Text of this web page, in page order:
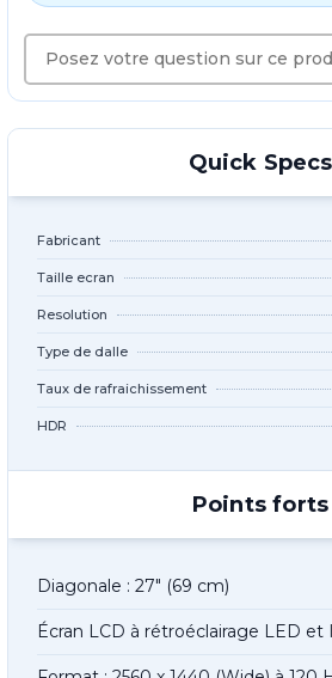
Quick Specs
Fabricant
Taille ecran
Resolution
Type de dalle
Taux de rafraichissement
HDR
Points forts
Diagonale : 27" (69 cm)
Écran LCD à rétroéclairage LED et